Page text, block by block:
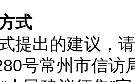
式
提出的建议，
号常州市信访